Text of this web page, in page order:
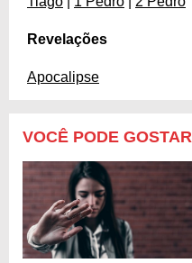
Revelações
Apocalipse
VOCÊ PODE GOSTAR